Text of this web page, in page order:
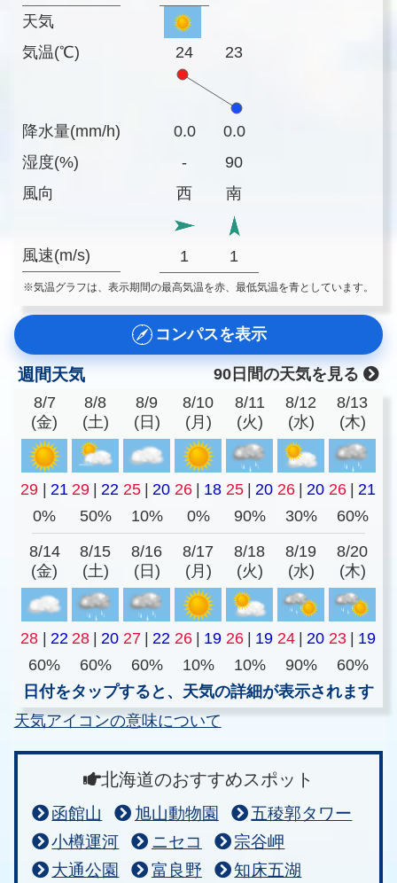
天気
気温(℃)
降水量(mm/h)
湿度(%)
風向
風速(m/s)
24 23
0.0
0.0
-
90
西
南
1 1
※気温グラフは、表示期間の最高気温を赤、最低気温を青としています。
コンパスを表示
週間天気
90日間の天気を見る
8/7
(金)
8/8
(土)
8/9
(日)
8/10
(月)
8/11
(火)
8/12
(水)
8/13
(木)
29 | 21 29 | 22 25 | 20 26 | 18 25 | 20 26 | 20 26 | 21
0%
50% 10% 0% 90% 30% 60%
8/14
(金)
8/15
(土)
8/16
(日)
8/17
(月)
8/18
(火)
8/19
(水)
8/20
(木)
28 | 22 28 | 20 27 | 22 26 | 19 26 | 19 24 | 20 23 | 19
60%
60% 60% 10% 10% 90%
60%
日付をタップすると、天気の詳細が表示されます
天気アイコンの意味について
北海道のおすすめスポット
函館山 旭山動物園
五稜郭タワー
小樽運河
ニセコ
宗谷岬
大通公園
富良野
知床五湖